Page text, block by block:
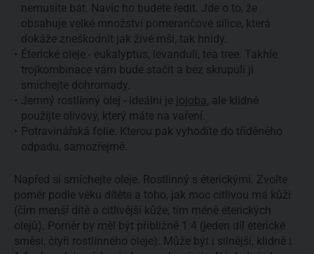
nemusíte bát. Navíc ho budete ředit. Jde o to, že
obsahuje velké množství pomerančové silice, která
dokáže zneškodnit jak živé mši, tak hnidy.
Éterické oleje - eukalyptus, levanduli, tea tree. Takhle
trojkombinace vám bude stačit a bez skrupulí ji
smíchejte dohromady.
Jemný rostlinný olej - ideální je jojoba, ale klidně
použijte olivový, který máte na vaření.
Potravinářská folie. Kterou pak vyhodíte do tříděného
odpadu, samozřejmě.
Napřed si smíchejte oleje. Rostlinný s éterickými. Zvolte
poměr podle věku dítěte a toho, jak moc citlivou má kůži
(čím menší dítě a citlivější kůže, tím méně éterických
olejů). Poměr by měl být přibližně 1:4 (jeden díl éterické
směsi, čtyři rostlinného oleje). Může být i silnější, klidně i